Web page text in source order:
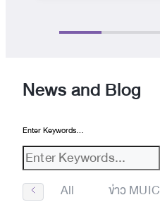
News and Blog
Enter Keywords...
All ข่าว MUIC